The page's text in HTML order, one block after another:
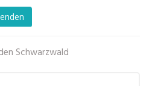
Schwarzwald